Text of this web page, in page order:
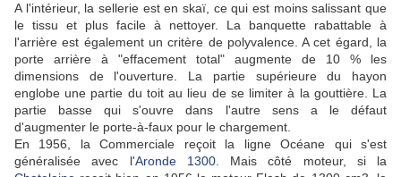
A l'intérieur, la sellerie est en skaï, ce qui est moins salissant que
le tissu et plus facile à nettoyer. La banquette rabattable à
l'arrière est également un critère de polyvalence. A cet égard, la
porte arrière à "effacement total" augmente de 10 % les
dimensions de l'ouverture. La partie supérieure du hayon
englobe une partie du toit au lieu de se limiter à la gouttière. La
partie basse qui s'ouvre dans l'autre sens a le défaut
d'augmenter le porte-à-faux pour le chargement.
En 1956, la Commerciale reçoit la ligne Océane qui s'est
généralisée avec l'Aronde 1300. Mais côté moteur, si la